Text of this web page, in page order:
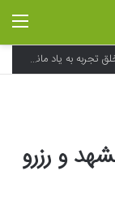
فراتر از لوگو؛ جادوی شخصی‌سازی و بسته‌بندی در خلق تجربه به یاد ماندنی برند
و رزرو